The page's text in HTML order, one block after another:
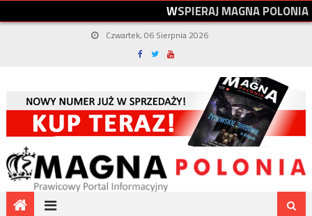
WSPIERAJMAGNAPOLONIA
Czwartek, 06 Sierpnia 2026